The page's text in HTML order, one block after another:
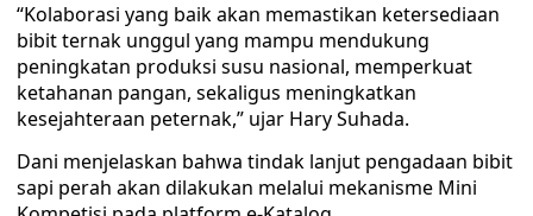
“Kolaborasi yang baik akan memastikan ketersediaan
bibit ternak unggul yang mampu mendukung
peningkatan produksi susu nasional, memperkuat
ketahanan pangan, sekaligus meningkatkan
kesejahteraan peternak,” ujar Hary Suhada.
Dani menjelaskan bahwa tindak lanjut pengadaan bibit
sapi perah akan dilakukan melalui mekanisme Mini